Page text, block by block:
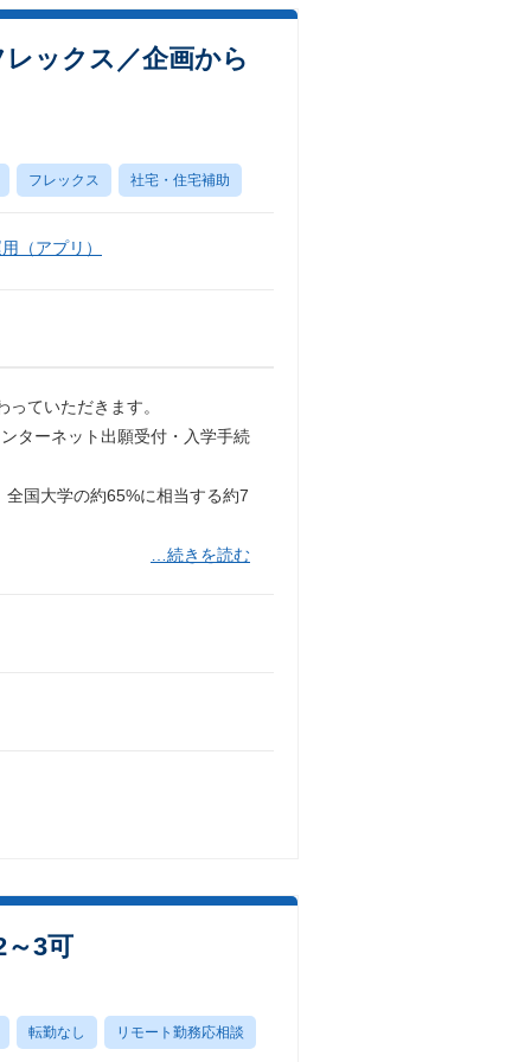
ックス／企画から
フレックス 社宅・住宅補助
（アプリ）
ていただきます。
ターネット出願受付・入学手続
国大学の約65%に相当する約7
…続きを読む
～3可
転勤なし リモート勤務応相談